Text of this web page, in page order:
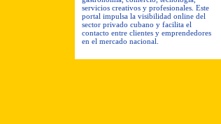
servicios creativos y profesionales. Este
portal impulsa la visibilidad online del
sector privado cubano y facilita el
contacto entre clientes y emprendedores
en el mercado nacional.